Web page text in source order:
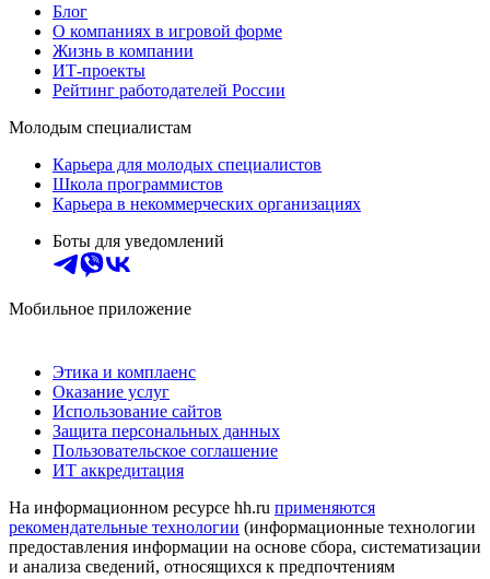
Блог
О компаниях в игровой форме
Жизнь в компании
ИТ-проекты
Рейтинг работодателей России
Молодым специалистам
Карьера для молодых специалистов
Школа программистов
Карьера в некоммерческих организациях
Боты для уведомлений
Мобильное приложение
Этика и комплаенс
Оказание услуг
Использование сайтов
Защита персональных данных
Пользовательское соглашение
ИТ аккредитация
На информационном ресурсе hh.ru применяются
рекомендательные технологии (информационные технологии
предоставления информации на основе сбора, систематизации
и анализа сведений, относящихся к предпочтениям